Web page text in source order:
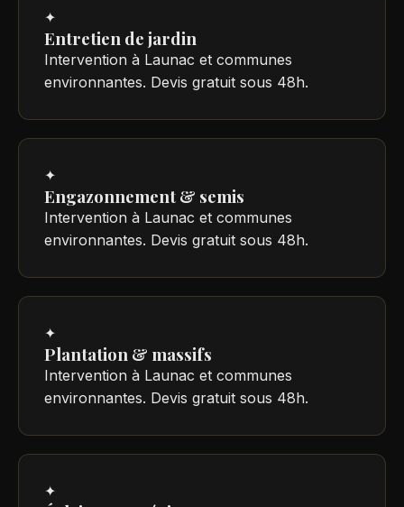
✦
Entretien de jardin
Intervention à Launac et communes
environnantes. Devis gratuit sous 48h.
✦
Engazonnement & semis
Intervention à Launac et communes
environnantes. Devis gratuit sous 48h.
✦
Plantation & massifs
Intervention à Launac et communes
environnantes. Devis gratuit sous 48h.
✦